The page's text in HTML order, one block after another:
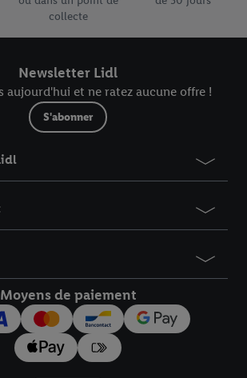
facturé pour la livraison de votre colis, il
collecte
Newsletter Lidl
aujourd'hui et ne ratez aucune offre !
S'abonner
Moyens de paiement